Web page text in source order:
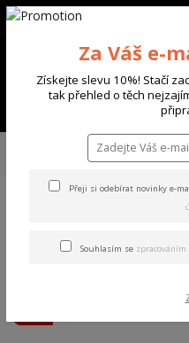
+420 702 136 620
TRIČKA & TÍLKA
Crew Neck T-Shirt white L
Curved Crew
Za Váš e-
Získejte slevu 10%! Stačí
tak přehled o těch
Přeji si odebírat novinky e-
Souhlasím se